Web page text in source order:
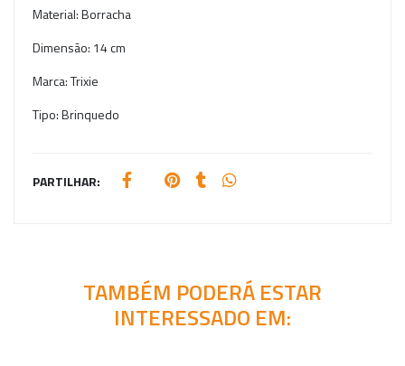
Material:Borracha
Dimensão: 14 cm
Marca:Trixie
Tipo:Brinquedo
PARTILHAR:
TAMBÉM PODERÁ ESTAR
INTERESSADO EM: